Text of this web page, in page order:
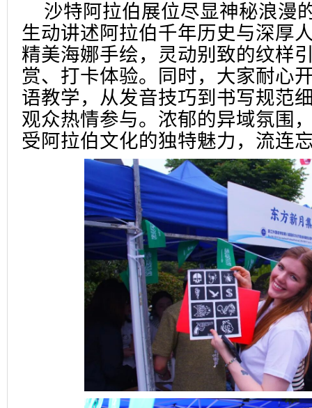
沙特阿拉伯展位尽显神秘浪漫
生动讲述阿拉伯千年历史与深厚
精美海娜手绘，灵动别致的纹样
赏、打卡体验。同时，大家耐心
语教学，从发音技巧到书写规范
观众热情参与。浓郁的异域氛围
受阿拉伯文化的独特魅力，流连